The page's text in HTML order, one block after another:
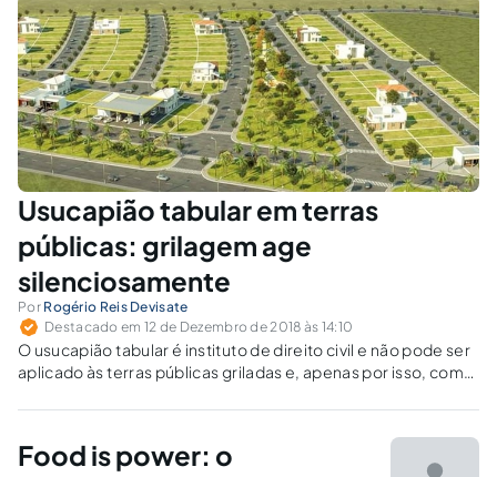
Usucapião tabular em terras
públicas: grilagem age
silenciosamente
Por Rogério Reis Devisate
Destacado em 12 de Dezembro de 2018 às 14:10
O usucapião tabular é instituto de direito civil e não pode ser
aplicado às terras públicas griladas e, apenas por isso, com
Food is power: o